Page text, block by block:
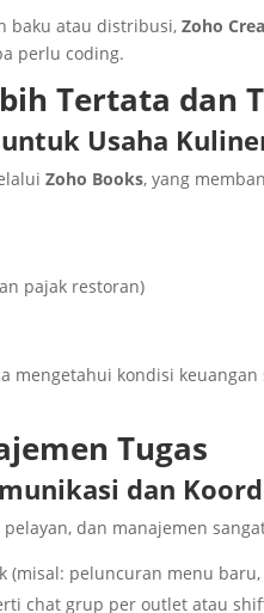
baku atau distribusi,Zoho
perlu coding.
Tertata dan
Usaha
Zoho Books, yang
pajak restoran)
mengetahui kondisi
Tugas
dan
dan manajemen
(misal: peluncuran menu
chat grup per outlet atau